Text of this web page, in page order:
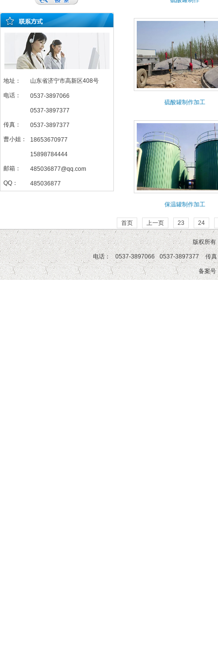
地址： 山东省济宁市高新区408号
电话： 0537-3897066
0537-3897377
传真： 0537-3897377
曹小姐： 18653670977
15898784444
邮箱： 485036877@qq.com
QQ： 485036877
硫酸罐制作加工
保温罐制作加工
首页 上一页 23 24
版权所有
电话： 0537-3897066 0537-3897377 传真
备案号